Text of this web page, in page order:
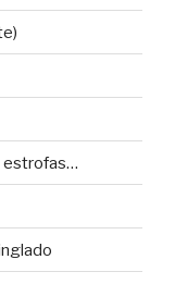
estrofas…